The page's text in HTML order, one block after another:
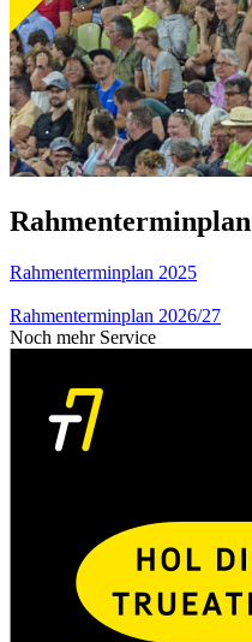
Rahmenterminplan
Rahmenterminplan 2025
Rahmenterminplan 2026/27
Noch mehr Service